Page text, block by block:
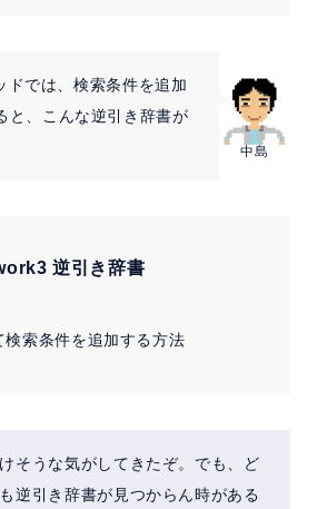
中島
ドでは、検索条件を追加
と、こんな逆引き辞書が
逆引き辞書
検索条件を追加する方法
そうな気がしてきたぞ。でも、ど
逆引き辞書が見つからん時がある